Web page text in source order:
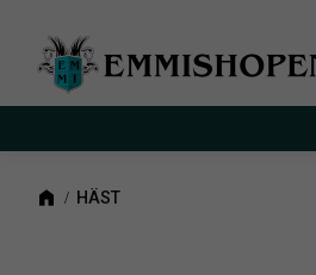
HÄST